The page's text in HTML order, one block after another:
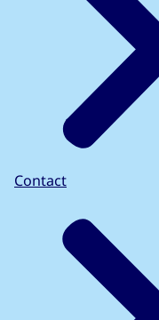
Contact